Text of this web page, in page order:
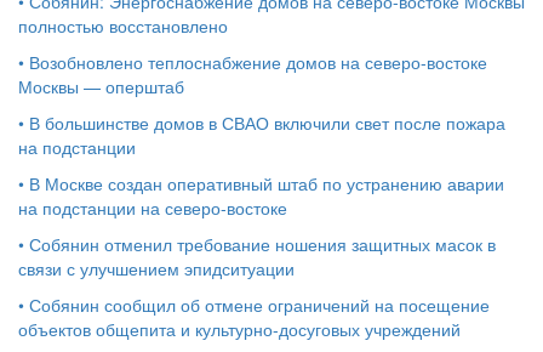
полностью восстановлено
• Возобновлено теплоснабжение домов на северо-востоке
Москвы — оперштаб
• В большинстве домов в СВАО включили свет после пожара
на подстанции
• В Москве создан оперативный штаб по устранению аварии
на подстанции на северо-востоке
• Собянин отменил требование ношения защитных масок в
связи с улучшением эпидситуации
• Собянин сообщил об отмене ограничений на посещение
объектов общепита и культурно-досуговых учреждений